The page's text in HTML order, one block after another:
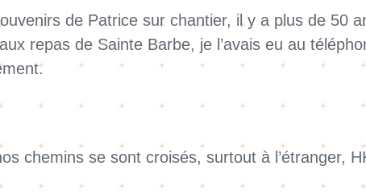
de Patrice sur chantier, il y a plus de 50
repas de Sainte Barbe, je l’avais eu au
chemins se sont croisés, surtout à l’étranger,